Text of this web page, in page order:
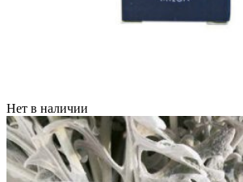
Нет в наличии